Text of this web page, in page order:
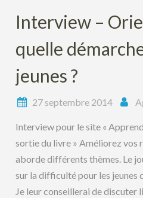
Interview –
quelle
jeunes ?
27 septembre 2014
Interview pour le site «
sortie du livre » Améliorez vos
aborde différents thèmes. Le
sur la difficulté pour les jeunes
Je leur conseillerai de discuter